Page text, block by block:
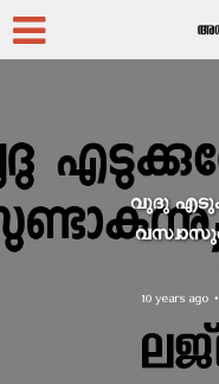
വുദു
10 years ago